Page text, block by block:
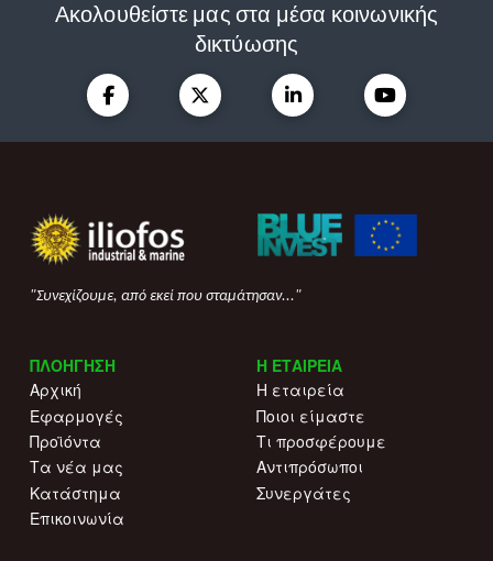
Ακολουθείστε μας στα μέσα κοινωνικής
δικτύωσης
"Συνεχίζουμε, από εκεί που σταμάτησαν..."
ΠΛΟΗΓΗΣΗ
Αρχική
Εφαρμογές
Προϊόντα
Τα νέα μας
Κατάστημα
Επικοινωνία
Η ΕΤΑΙΡΕΙΑ
Η εταιρεία
Ποιοι είμαστε
Τι προσφέρουμε
Αντιπρόσωποι
Συνεργάτες